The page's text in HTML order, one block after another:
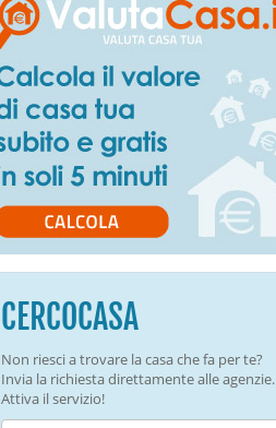
CERCOCASA
Non riesci a trovare la casa che fa per te?
Invia la richiesta direttamente alle agenzie.
Attiva il servizio!